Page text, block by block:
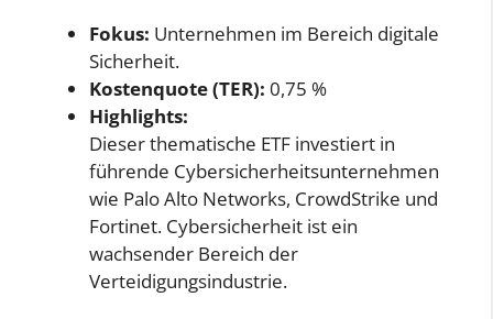
Fokus: Unternehmen im Bereich digitale
Sicherheit.
Kostenquote (TER): 0,75 %
Highlights:
Dieser thematische ETF investiert in
führende Cybersicherheitsunternehmen
wie Palo Alto Networks, CrowdStrike und
Fortinet. Cybersicherheit ist ein
wachsender Bereich der
Verteidigungsindustrie.